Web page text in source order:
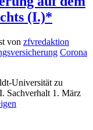
(I.)*
von zfvredaktion
Corona
Universität zu
Sachverhalt 1. März